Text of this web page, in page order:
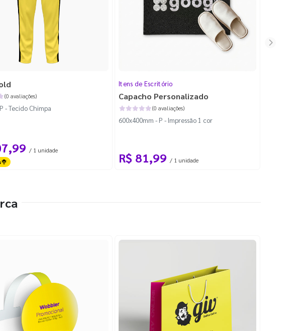
(0 avaliações)
- Tecido Chimpa
/ 1 unidade
Itens de Escritório
Capacho Personalizado
(0 avaliações)
600x400mm - P - Impressão 1 cor
R$ 81,99 / 1 unidade